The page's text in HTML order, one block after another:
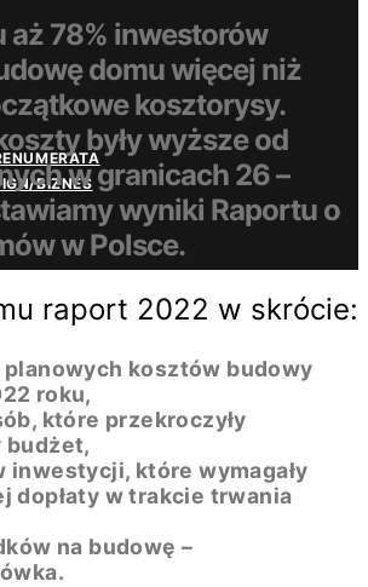
BIZNES
aż 78% inwestorów
domu więcej niż
kosztorysy.
były wyższe od
w granicach 26 –
wyniki Raportu o
w Polsce.
raport 2022 w skrócie:
kosztów budowy
roku,
które przekroczyły
budżet,
inwestycji, które wymagały
dopłaty w trakcie trwania
na budowę –